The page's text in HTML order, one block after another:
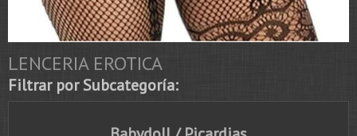
LENCERIA EROTICA
Filtrar por Subcategoría: